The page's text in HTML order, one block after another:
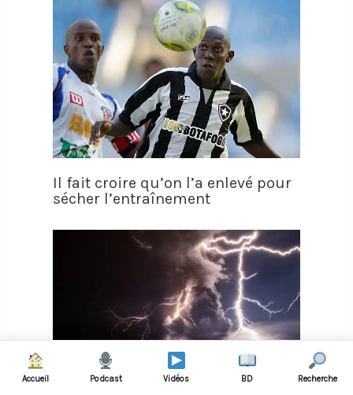
Il fait croire qu’on l’a enlevé pour
sécher l’entraînement
Accueil Podcast Vidéos BD Recherche